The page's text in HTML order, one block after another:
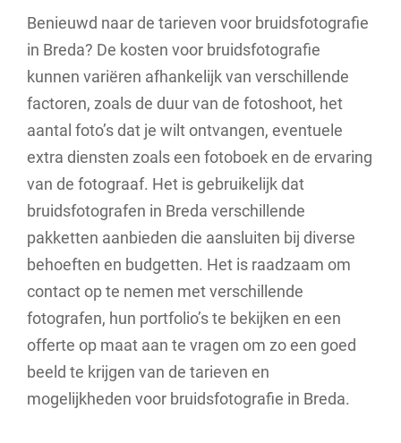
Benieuwd naar de tarieven voor bruidsfotografie
in Breda? De kosten voor bruidsfotografie
kunnen variëren afhankelijk van verschillende
factoren, zoals de duur van de fotoshoot, het
aantal foto’s dat je wilt ontvangen, eventuele
extra diensten zoals een fotoboek en de ervaring
van de fotograaf. Het is gebruikelijk dat
bruidsfotografen in Breda verschillende
pakketten aanbieden die aansluiten bij diverse
behoeften en budgetten. Het is raadzaam om
contact op te nemen met verschillende
fotografen, hun portfolio’s te bekijken en een
offerte op maat aan te vragen om zo een goed
beeld te krijgen van de tarieven en
mogelijkheden voor bruidsfotografie in Breda.